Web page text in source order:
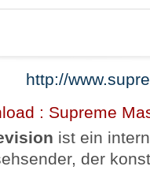
http://
: Supreme
ist ein
der